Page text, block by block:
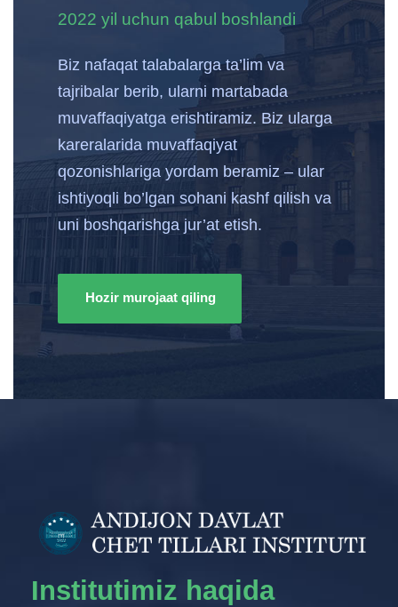
2022 yil uchun qabul boshlandi
Biz nafaqat talabalarga ta’lim va
tajribalar berib, ularni martabada
muvaffaqiyatga erishtiramiz. Biz ularga
kareralarida muvaffaqiyat
qozonishlariga yordam beramiz – ular
ishtiyoqli bo’lgan sohani kashf qilish va
uni boshqarishga jur’at etish.
Hozir murojaat qiling
Institutimiz haqida